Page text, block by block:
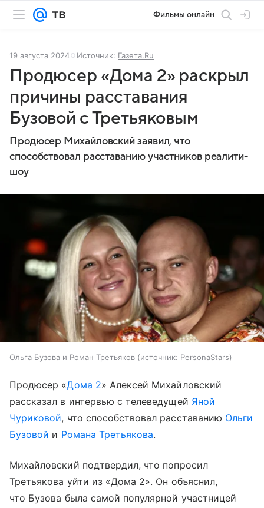
Фильмы онлайн
19 августа 2024 Источник: Газета.Ru
Продюсер «Дома 2» раскрыл
причины расставания
Бузовой с Третьяковым
Продюсер Михайловский заявил, что
способствовал расставанию участников реалити-
шоу
Ольга Бузова и Роман Третьяков источник: PersonaStars
Продюсер «Дома 2» Алексей Михайловский
рассказал в интервью с телеведущей Яной
Чуриковой, что способствовал расставанию Ольги
Бузовой и Романа Третьякова.
Михайловский подтвердил, что попросил
Третьякова уйти из «Дома 2». Он объяснил,
что Бузова была самой популярной участницей